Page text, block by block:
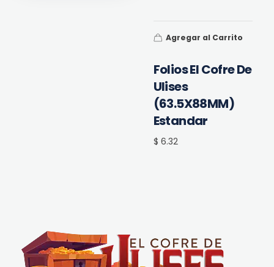
Folios El Cofre De
Ulises
(63.5X88MM)
Estandar
$ 6.32
Agregar al Carrito